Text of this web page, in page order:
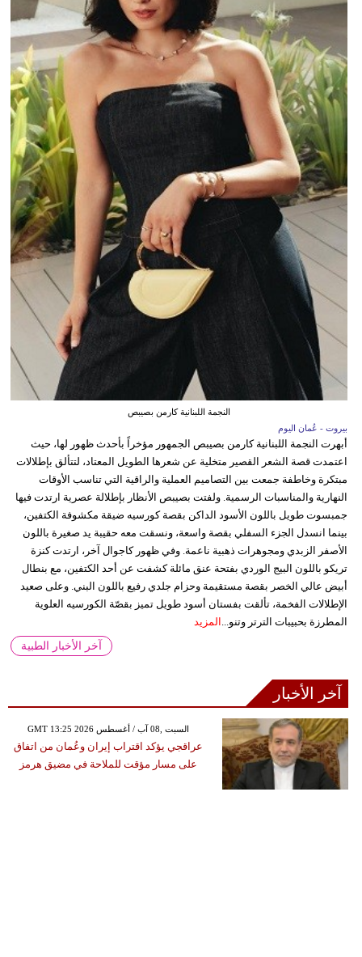
النجمة اللبنانية كارمن بصيبص
بيروت - عُمان اليوم
أبهرت النجمة اللبنانية كارمن بصيبص الجمهور مؤخراً بأحدث ظهور لها، حيث
اعتمدت قصة الشعر القصير متخلية عن شعرها الطويل المعتاد، لتتألق بإطلالات
مبتكرة وخاطفة جمعت بين التصاميم العملية والراقية التي تناسب الأوقات
النهارية والمناسبات الرسمية. ولفتت بصيبص الأنظار بإطلالة عصرية ارتدت فيها
جمبسوت طويل باللون الأسود الداكن بقصة كورسيه ضيقة مكشوفة الكتفين،
بينما انسدل الجزء السفلي بقصة واسعة، ونسقت معه حقيبة يد صغيرة باللون
الأصفر الزبدي ومجوهرات ذهبية ناعمة. وفي ظهور كاجوال آخر، ارتدت كنزة
تريكو باللون البيج الوردي بفتحة عنق مائلة كشفت عن أحد الكتفين، مع بنطال
أبيض عالي الخصر بقصة مستقيمة وحزام جلدي رفيع باللون البني. وعلى صعيد
الإطلالات الفخمة، تألقت بفستان أسود طويل تميز بقصّة الكورسيه العلوية
المطرزة بحبيبات الترتر وتنو... المزيد
آخر الأخبار الطبية
آخر الأخبار
GMT 13:25 2026 السبت ,08 آب / أغسطس
عراقجي يؤكد اقتراب إيران وعُمان من اتفاق
على مسار مؤقت للملاحة في مضيق هرمز